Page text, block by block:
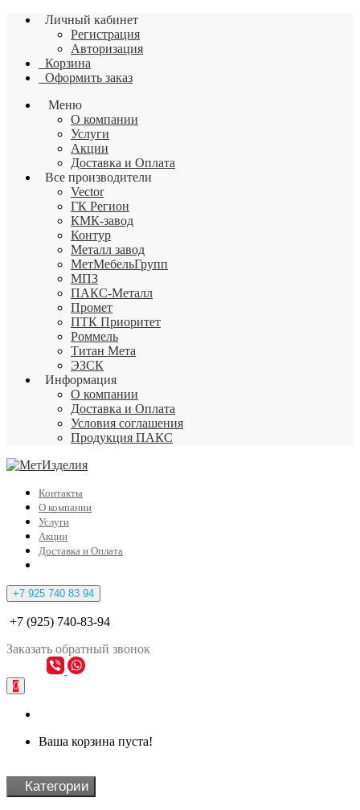
Личный кабинет
Регистрация
Авторизация
Корзина
Оформить заказ
Меню
О компании
Услуги
Акции
Доставка и Оплата
Все производители
Vector
ГК Регион
КМК-завод
Контур
Металл завод
МетМебельГрупп
МПЗ
ПАКС-Металл
Промет
ПТК Приоритет
Роммель
Титан Мета
ЭЗСК
Информация
О компании
Доставка и Оплата
Условия соглашения
Продукция ПАКС
Контакты
О компании
Услуги
Акции
Доставка и Оплата
+7 925 740 83 94
+7 (925) 740-83-94
Заказать обратный звонок
0
Ваша корзина пуста!
Категории